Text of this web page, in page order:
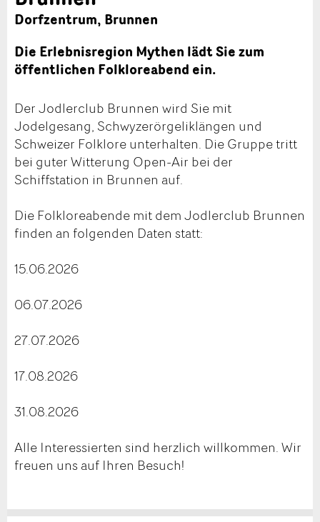
Dorfzentrum, Brunnen
Die Erlebnisregion Mythen lädt Sie zum
öffentlichen Folkloreabend ein.
Der Jodlerclub Brunnen wird Sie mit
Jodelgesang, Schwyzerörgeliklängen und
Schweizer Folklore unterhalten. Die Gruppe tritt
bei guter Witterung Open-Air bei der
Schiffstation in Brunnen auf.
Die Folkloreabende mit dem Jodlerclub Brunnen
finden an folgenden Daten statt:
15.06.2026
06.07.2026
27.07.2026
17.08.2026
31.08.2026
Alle Interessierten sind herzlich willkommen. Wir
freuen uns auf Ihren Besuch!